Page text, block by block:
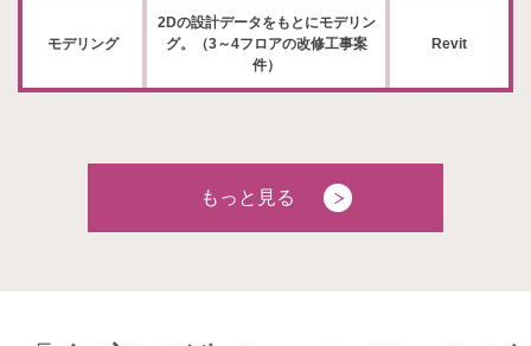
モデリング
2Dの設計データをもとにモデリン
グ。（3～4フロアの改修工事案
件）
Revit
もっと見る